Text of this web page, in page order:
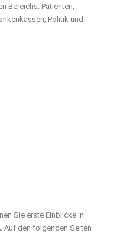
Bereichs: Patienten,
Politik und
Sie erste Einblicke in
Auf den folgenden Seiten